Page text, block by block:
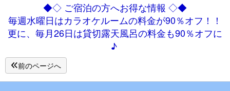
◆◇ ご宿泊の方へお得な情報 ◇◆
毎週水曜日はカラオケルームの料金が90％オフ！！
更に、毎月26日は貸切露天風呂の料金も90％オフに
♪
前のページへ